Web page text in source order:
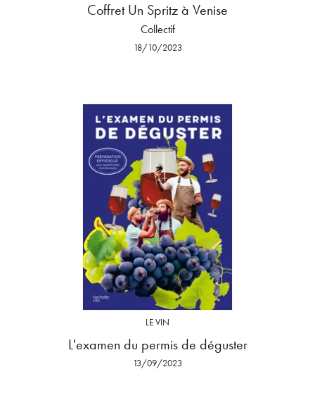
Coffret Un Spritz à Venise
Collectif
18/10/2023
LE VIN
L'examen du permis de déguster
13/09/2023